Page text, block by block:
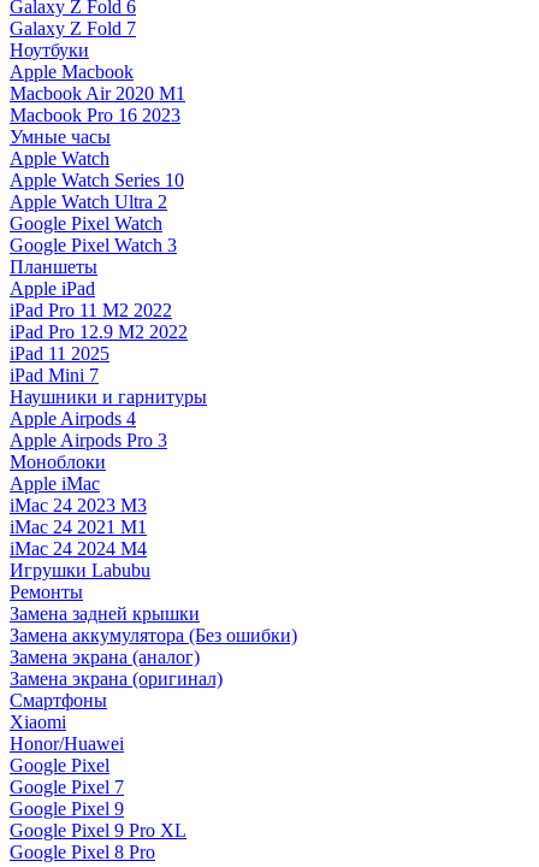
Galaxy Z Fold 6
Galaxy Z Fold 7
Ноутбуки
Apple Macbook
Macbook Air 2020 M1
Macbook Pro 16 2023
Умные часы
Apple Watch
Apple Watch Series 10
Apple Watch Ultra 2
Google Pixel Watch
Google Pixel Watch 3
Планшеты
Apple iPad
iPad Pro 11 M2 2022
iPad Pro 12.9 M2 2022
iPad 11 2025
iPad Mini 7
Наушники и гарнитуры
Apple Airpods 4
Apple Airpods Pro 3
Моноблоки
Apple iMac
iMac 24 2023 M3
iMac 24 2021 M1
iMac 24 2024 M4
Игрушки Labubu
Ремонты
Замена задней крышки
Замена аккумулятора (Без ошибки)
Замена экрана (аналог)
Замена экрана (оригинал)
Смартфоны
Xiaomi
Honor/Huawei
Google Pixel
Google Pixel 7
Google Pixel 9
Google Pixel 9 Pro XL
Google Pixel 8 Pro